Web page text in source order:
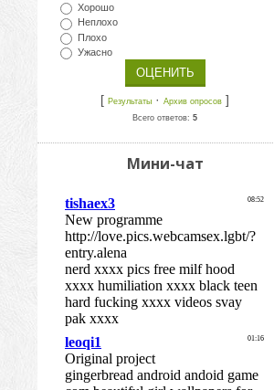
Хорошо
Неплохо
Плохо
Ужасно
[ Результаты · Архив опросов ]
Всего ответов: 5
Мини-чат